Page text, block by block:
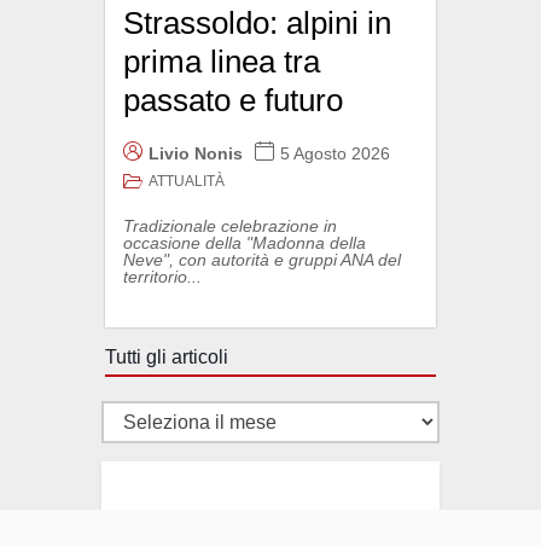
Strassoldo: alpini in
prima linea tra
passato e futuro
Livio Nonis 5 Agosto 2026
ATTUALITÀ
Tradizionale celebrazione in
occasione della "Madonna della
Neve", con autorità e gruppi ANA del
territorio...
Tutti gli articoli
Tutti